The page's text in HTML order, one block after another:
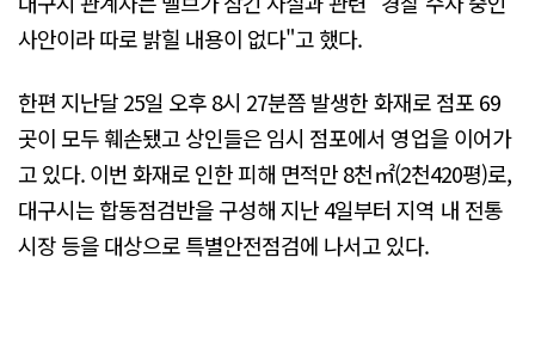
사안이라 따로 밝힐 내용이 없다"고 했다.
한편 지난달 25일 오후 8시 27분쯤 발생한 화재로 점포 69
곳이 모두 훼손됐고 상인들은 임시 점포에서 영업을 이어가
고 있다. 이번 화재로 인한 피해 면적만 8천㎡(2천420평)로,
대구시는 합동점검반을 구성해 지난 4일부터 지역 내 전통
시장 등을 대상으로 특별안전점검에 나서고 있다.